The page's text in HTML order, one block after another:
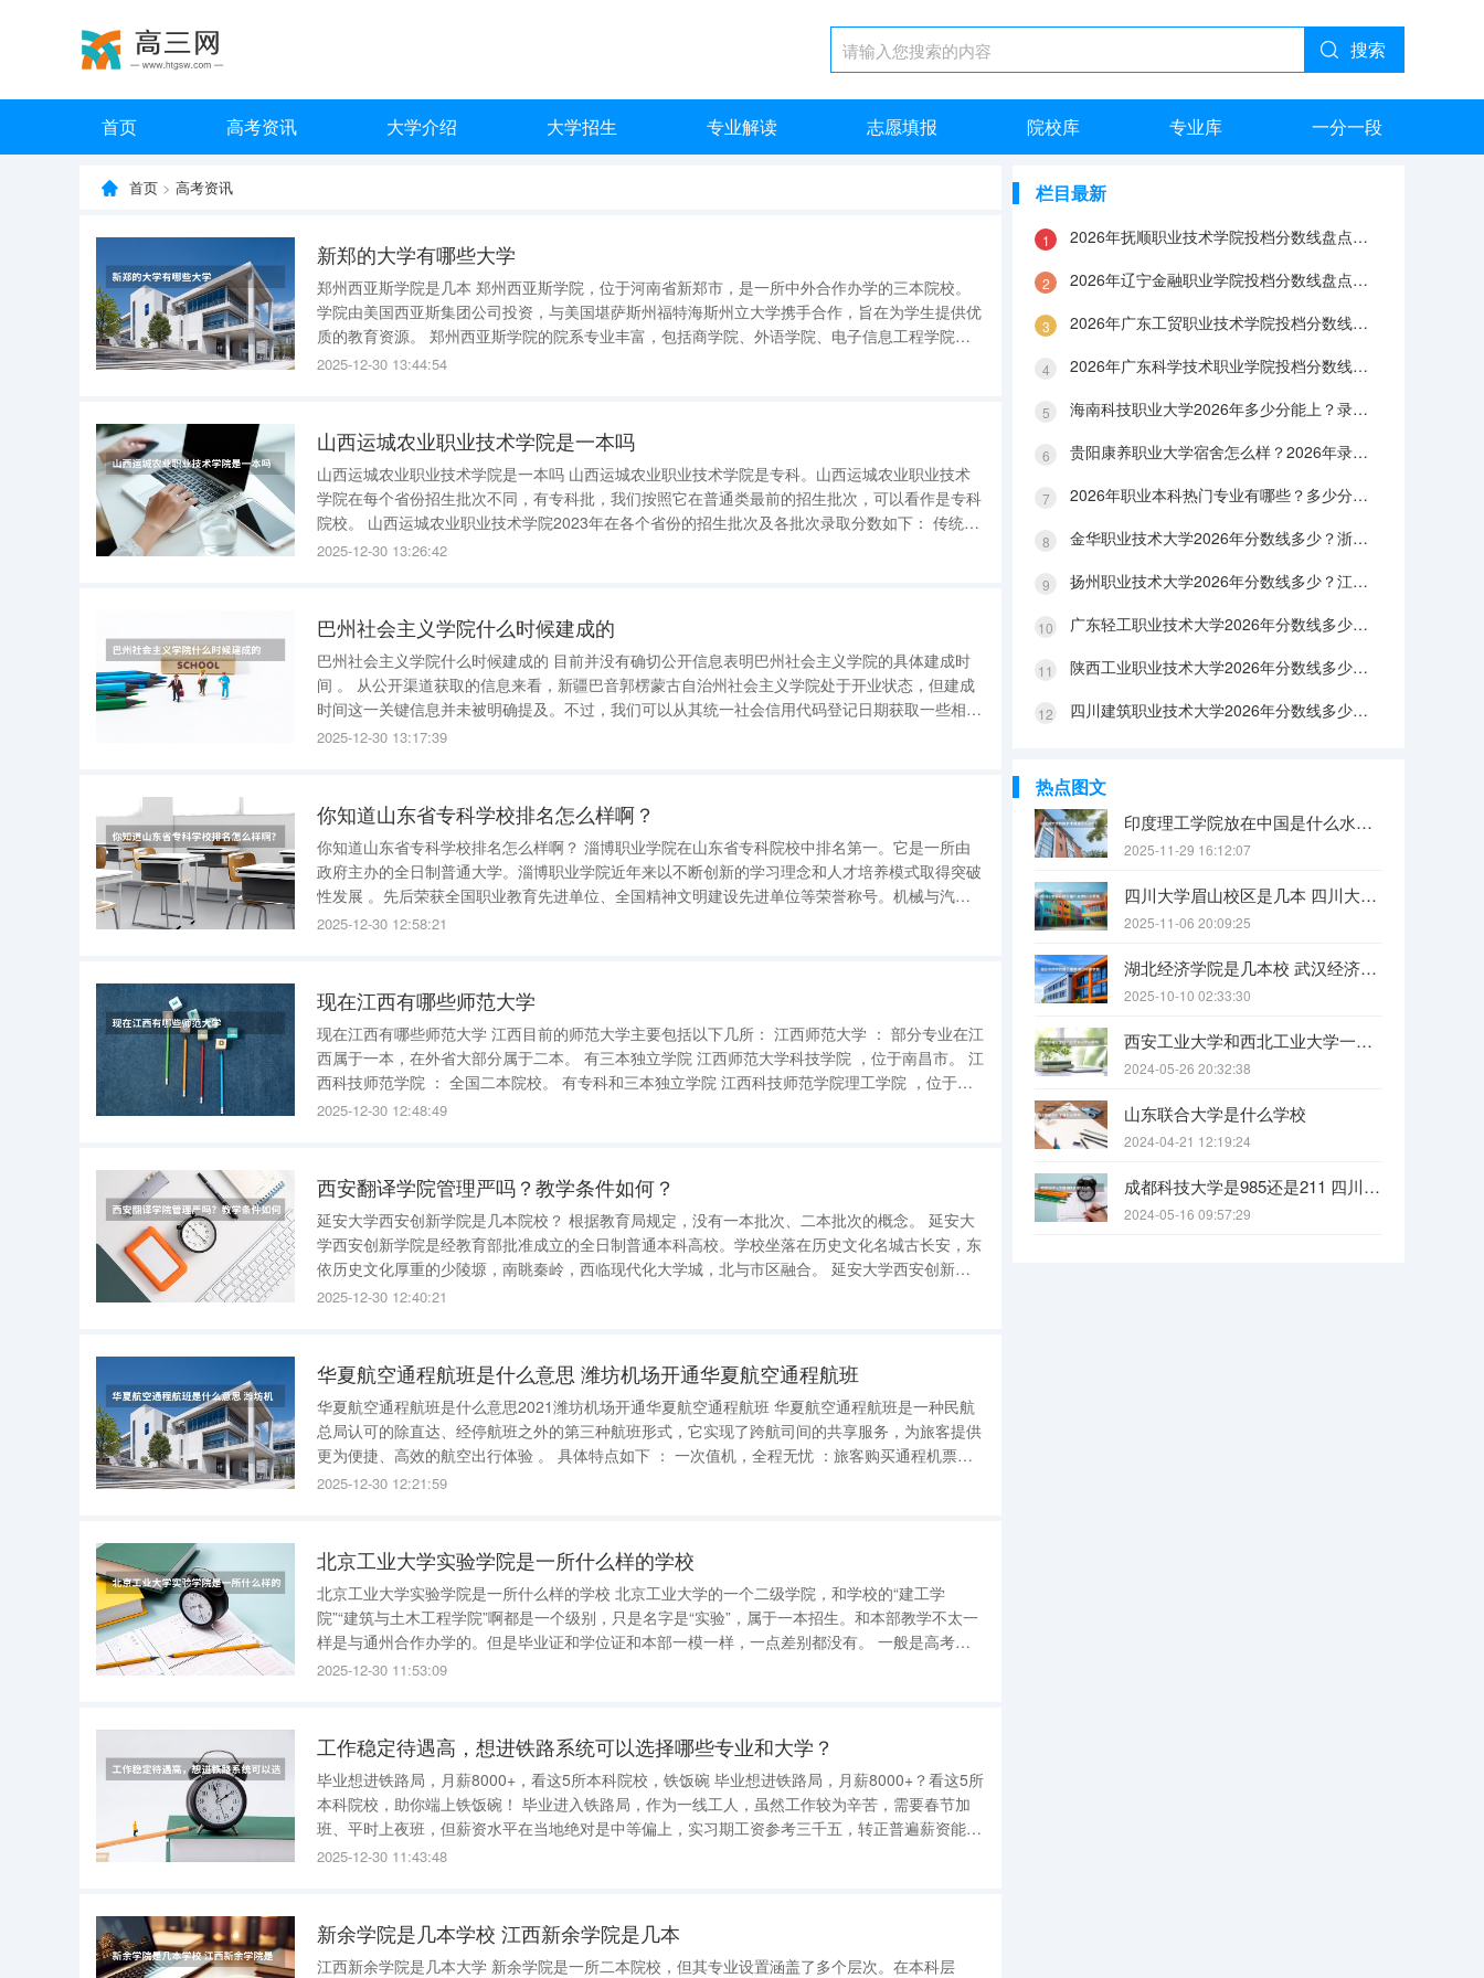
搜索
首页 高考资讯 大学介绍 大学招生 专业解读 志愿填报 院校库 专业库 一分一段
首页 > 高考资讯
新郑的大学有哪些大学
郑州西亚斯学院是几本 郑州西亚斯学院，位于河南省新郑市，是一所中外合作办学的三本院校。
学院由美国西亚斯集团公司投资，与美国堪萨斯州福特海斯州立大学携手合作，旨在为学生提供优
质的教育资源。 郑州西亚斯学院的院系专业丰富，包括商学院、外语学院、电子信息工程学院、
国际教育学院、音乐学院、美术学院、体育学院、护理学院、建筑学院、法学院、汉学院、基础教
2025-12-30 13:44:54
山西运城农业职业技术学院是一本吗
山西运城农业职业技术学院是一本吗 山西运城农业职业技术学院是专科。山西运城农业职业技术
学院在每个省份招生批次不同，有专科批，我们按照它在普通类最前的招生批次，可以看作是专科
院校。 山西运城农业职业技术学院2023年在各个省份的招生批次及各批次录取分数如下： 传统高
2025-12-30 13:26:42
巴州社会主义学院什么时候建成的
巴州社会主义学院什么时候建成的 目前并没有确切公开信息表明巴州社会主义学院的具体建成时
间 。 从公开渠道获取的信息来看，新疆巴音郭楞蒙古自治州社会主义学院处于开业状态，但建成
时间这一关键信息并未被明确提及。不过，我们可以从其统一社会信用代码登记日期获取一些相关
线索。该学院统一社会信用代码登记日期为2019年11月12日，营业期限至2024年11月12日。 统
2025-12-30 13:17:39
你知道山东省专科学校排名怎么样啊？
你知道山东省专科学校排名怎么样啊？ 淄博职业学院在山东省专科院校中排名第一。它是一所由
政府主办的全日制普通大学。淄博职业学院近年来以不断创新的学习理念和人才培养模式取得突破
性发展 。先后荣获全国职业教育先进单位、全国精神文明建设先进单位等荣誉称号。机械与汽车
工程系、建筑工程学院、会计学院都很有名。在校教职工943人，山东省培训基地3个。山东商业
2025-12-30 12:58:21
现在江西有哪些师范大学
现在江西有哪些师范大学 江西目前的师范大学主要包括以下几所： 江西师范大学 ： 部分专业在江
西属于一本，在外省大部分属于二本。 有三本独立学院 江西师范大学科技学院 ，位于南昌市。 江
西科技师范学院 ： 全国二本院校。 有专科和三本独立学院 江西科技师范学院理工学院 ，位于南
2025-12-30 12:48:49
西安翻译学院管理严吗？教学条件如何？
延安大学西安创新学院是几本院校？ 根据教育局规定，没有一本批次、二本批次的概念。 延安大
学西安创新学院是经教育部批准成立的全日制普通本科高校。学校坐落在历史文化名城古长安，东
依历史文化厚重的少陵塬，南眺秦岭，西临现代化大学城，北与市区融合。 延安大学西安创新学
院是由延安大学申办、经教育部批准（教发函〔2004〕72号）成立的一所全日制普通本科独立学
2025-12-30 12:40:21
华夏航空通程航班是什么意思 潍坊机场开通华夏航空通程航班
华夏航空通程航班是什么意思2021潍坊机场开通华夏航空通程航班 华夏航空通程航班是一种民航
总局认可的除直达、经停航班之外的第三种航班形式，它实现了跨航司间的共享服务，为旅客提供
更为便捷、高效的航空出行体验 。 具体特点如下 ： 一次值机，全程无忧 ：旅客购买通程机票
后，只需在始发机场办理一次值机手续，无需在中转机场再次办理，大大简化了乘机流程。 行李
2025-12-30 12:21:59
北京工业大学实验学院是一所什么样的学校
北京工业大学实验学院是一所什么样的学校 北京工业大学的一个二级学院，和学校的“建工学
院”“建筑与土木工程学院”啊都是一个级别，只是名字是“实验”，属于一本招生。和本部教学不太一
样是与通州合作办学的。但是毕业证和学位证和本部一模一样，一点差别都没有。 一般是高考高
分生调剂的在那吧。学校不大，在通州。 老师么，还不错了。尤其是法学专业，有很多个知名教
2025-12-30 11:53:09
工作稳定待遇高，想进铁路系统可以选择哪些专业和大学？
毕业想进铁路局，月薪8000+，看这5所本科院校，铁饭碗 毕业想进铁路局，月薪8000+？看这5所
本科院校，助你端上铁饭碗！ 毕业进入铁路局，作为一线工人，虽然工作较为辛苦，需要春节加
班、平时上夜班，但薪资水平在当地绝对是中等偏上，实习期工资参考三千五，转正普遍薪资能达
到八千至九千，甚至过万。同时，春节有三倍工资，年底还有奖金，付出终有收获。对于有意投身
2025-12-30 11:43:48
新余学院是几本学校 江西新余学院是几本
江西新余学院是几本大学 新余学院是一所二本院校，但其专业设置涵盖了多个层次。在本科层
栏目最新
2026年抚顺职业技术学院投档分数线盘点：录取分数、生活与就业指南
2026年辽宁金融职业学院投档分数线盘点：录取分数、生活与就业指南
2026年广东工贸职业技术学院投档分数线盘点：录取分数、生活与就业指南
2026年广东科学技术职业学院投档分数线盘点：录取分数、生活与就业指南
海南科技职业大学2026年多少分能上？录取分数线与生活成本解答
贵阳康养职业大学宿舍怎么样？2026年录取分数、费用及入学手续
2026年职业本科热门专业有哪些？多少分能上？绿牌专业有哪些？
金华职业技术大学2026年分数线多少？浙江考生563分能上吗？机械专业好就业吗？
扬州职业技术大学2026年分数线多少？江苏考生528分能上吗？医养照护好就业吗？
广东轻工职业技术大学2026年分数线多少？广东考生542分能上吗？
陕西工业职业技术大学2026年分数线多少？陕西考生355分能上吗？机械专业好就业吗？
四川建筑职业技术大学2026年分数线多少？四川考生510分能上吗？建筑专业好就业吗？
热点图文
印度理工学院放在中国是什么水平？
2025-11-29 16:12:07
四川大学眉山校区是几本 四川大学锦江学院是几本？咋样？
2025-11-06 20:09:25
湖北经济学院是几本校 武汉经济学院是几本
2025-10-10 02:33:30
西安工业大学和西北工业大学一样吗
2024-05-26 20:32:38
山东联合大学是什么学校
2024-04-21 12:19:24
成都科技大学是985还是211 四川科技大学全国排名
2024-05-16 09:57:29